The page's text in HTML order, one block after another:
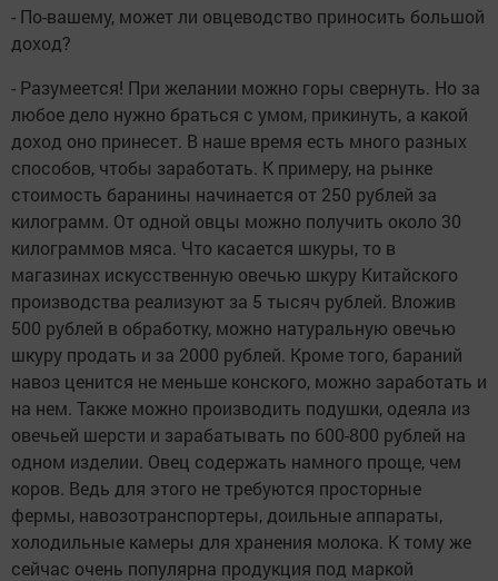
- По-вашему, может ли овцеводство приносить большой
доход?
- Разумеется! При желании можно горы свернуть. Но за
любое дело нужно браться с умом, прикинуть, а какой
доход оно принесет. В наше время есть много разных
способов, чтобы заработать. К примеру, на рынке
стоимость баранины начинается от 250 рублей за
килограмм. От одной овцы можно получить около 30
килограммов мяса. Что касается шкуры, то в
магазинах искусственную овечью шкуру Китайского
производства реализуют за 5 тысяч рублей. Вложив
500 рублей в обработку, можно натуральную овечью
шкуру продать и за 2000 рублей. Кроме того, бараний
навоз ценится не меньше конского, можно заработать и
на нем. Также можно производить подушки, одеяла из
овечьей шерсти и зарабатывать по 600-800 рублей на
одном изделии. Овец содержать намного проще, чем
коров. Ведь для этого не требуются просторные
фермы, навозотранспортеры, доильные аппараты,
холодильные камеры для хранения молока. К тому же
сейчас очень популярна продукция под маркой